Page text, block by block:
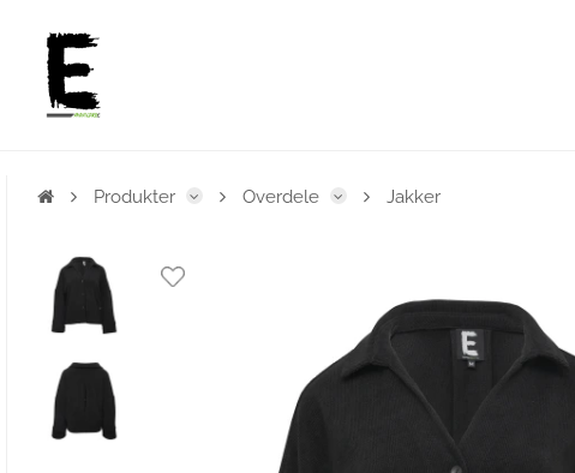
Produkter Overdele Jakker